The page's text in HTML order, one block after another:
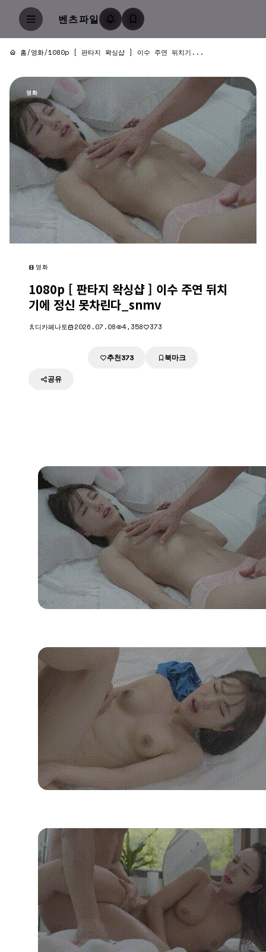
벤츠파일
홈/영화/1080p [ 판타지 왁싱샵 ] 이수 주연 뒤치기...
영화
영화
1080p [ 판타지 왁싱샵 ] 이수 주연 뒤치
기에 정신 못차린다_snmv
디카페나토 2026.07.08 4,358 373
추천373 북마크
공유